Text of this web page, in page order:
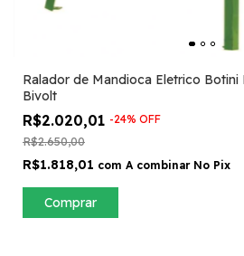
Ralador de Mandioca Eletrico Botini
Bivolt
R$2.020,01 -24% OFF
R$2.650,00
R$1.818,01 com A combinar No Pix
Comprar